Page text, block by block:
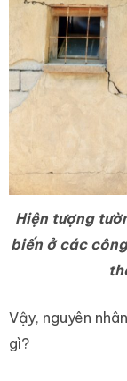
Hiện tượng
biến ở các
Vậy, nguyên
gì?